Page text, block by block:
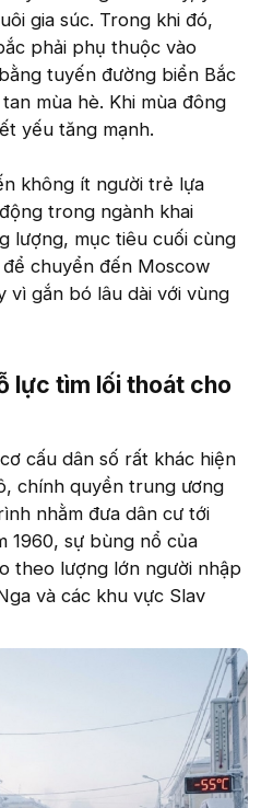
gia súc. Trong khi đó,
phải phụ thuộc vào
tuyến đường biển Bắc
mùa hè. Khi mùa đông
yếu tăng mạnh.
không ít người trẻ lựa
trong ngành khai
lượng, mục tiêu cuối cùng
chuyển đến Moscow
vì gắn bó lâu dài với vùng
lực tìm lối thoát cho
cấu dân số rất khác hiện
chính quyền trung ương
nhằm đưa dân cư tới
1960, sự bùng nổ của
theo lượng lớn người nhập
và các khu vực Slav